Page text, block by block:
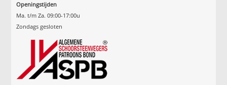
Openingstijden
Ma. t/m Za. 09:00-17:00u
Zondags gesloten